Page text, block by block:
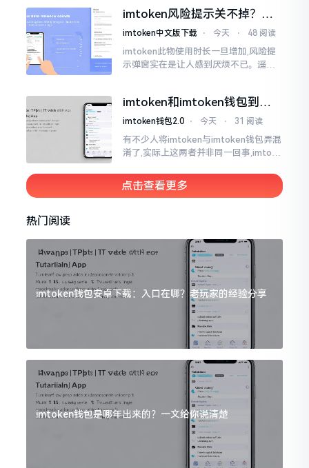
莫要惊慌,暂且别急着去砸手机。
imtoken风险提示关不掉？老
手教你几招
imtoken中文版下载 ⋅ 今天 ⋅ 48 阅读
imtoken此物使用时长一旦增加,风险提
示弹窗实在是让人感到厌烦不已。遥想
人心里慌慌张张的。
imtoken和imtoken钱包到底
啥区别 一文说清楚
imtoken钱包2.0 ⋅ 今天 ⋅ 31 阅读
有不少人将imtoken与imtoken钱包弄混
淆了,实际上这两者并非同一回事,imtoke
由该公司所推出的产品
点击查看更多
热门阅读
imtoken钱包安卓下载：入口在哪？老玩家的经验分享
imtoken钱包是哪年出来的？一文给你说清楚